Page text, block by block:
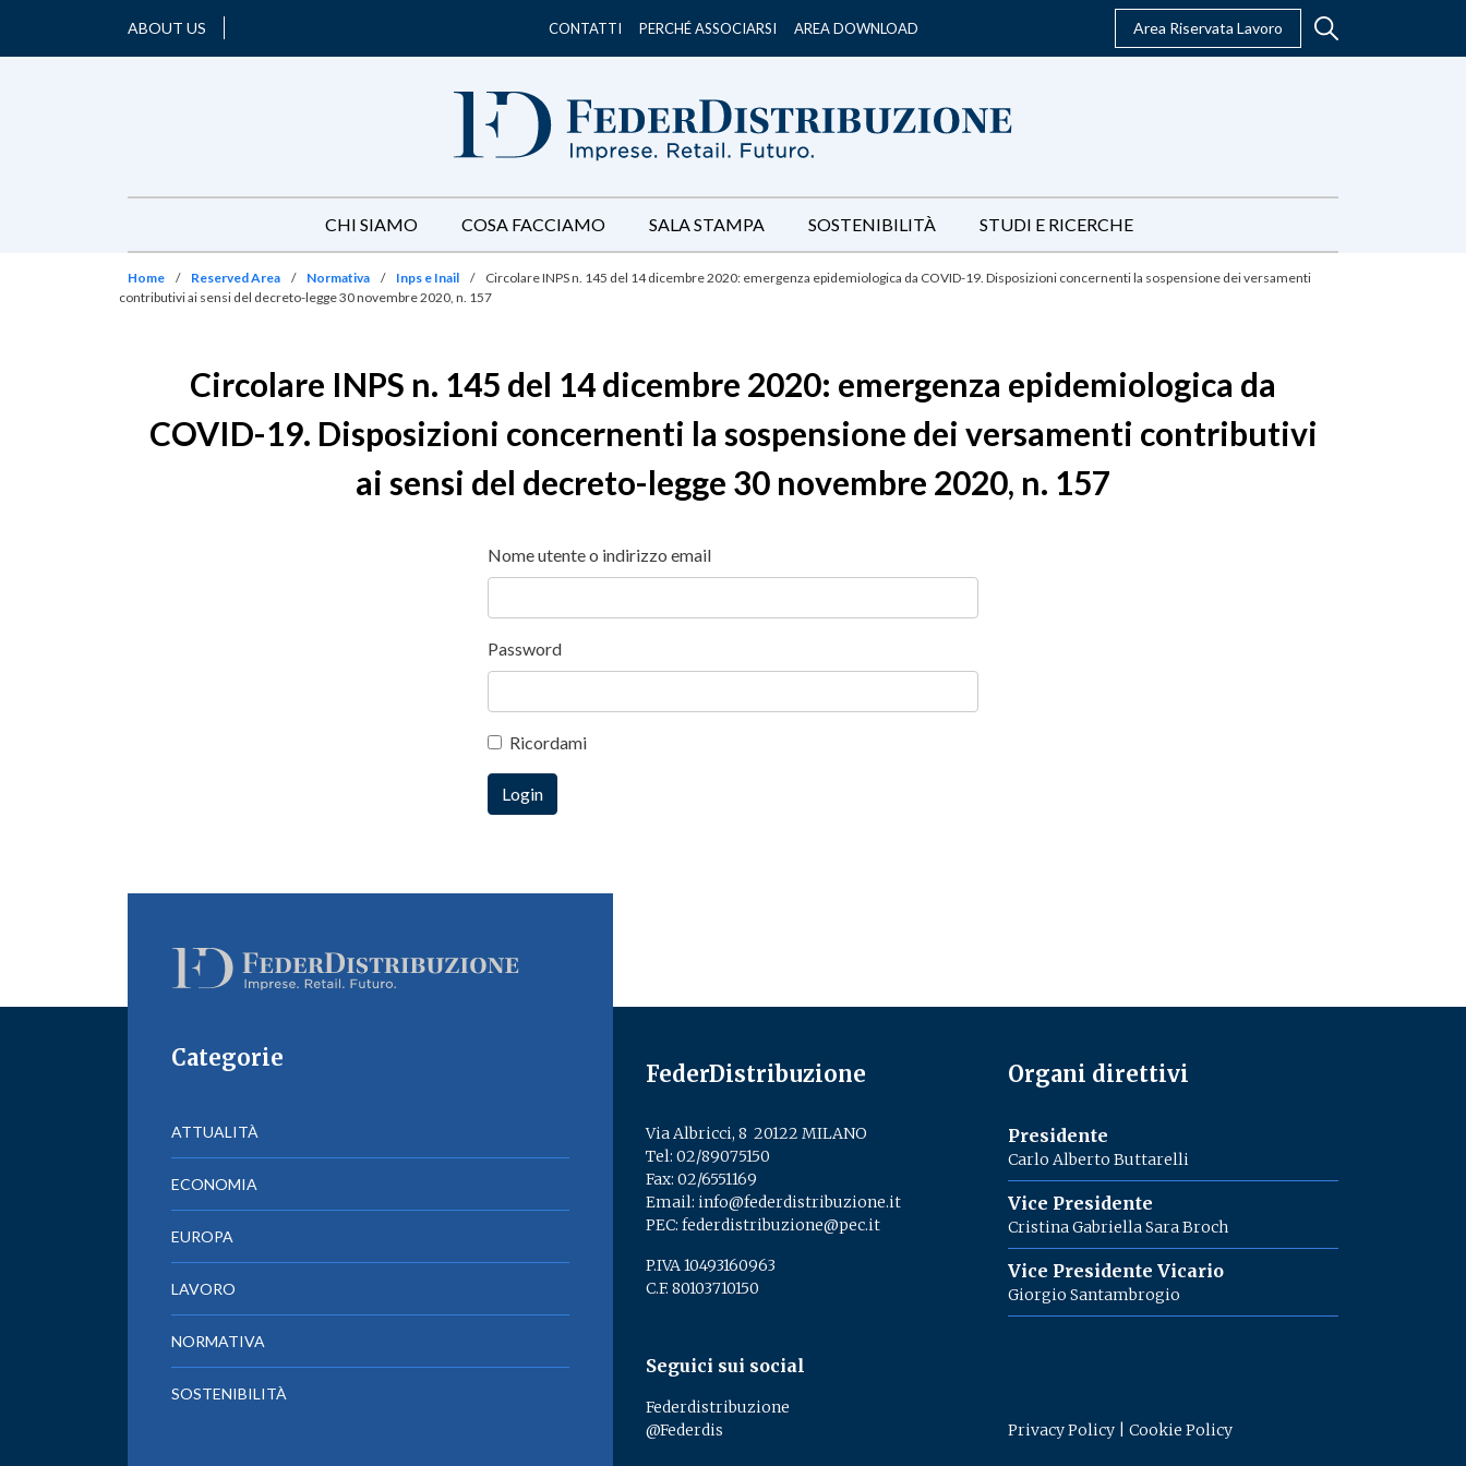
ABOUT US CONTATTI PERCHÉ ASSOCIARSI AREA DOWNLOAD Area Riservata Lavoro
CHI SIAMO COSA FACCIAMO SALA STAMPA SOSTENIBILITÀ STUDI E RICERCHE
Home / Reserved Area / Normativa / Inps e Inail /
Circolare INPS n. 145 del 14 dicembre 2020: emergenza epidemiologica da COVID-19. Disposizioni concernenti la sospensione dei versamenti
contributivi ai sensi del decreto-legge 30 novembre 2020, n. 157
Circolare INPS n. 145 del 14 dicembre 2020: emergenza epidemiologica da
COVID-19. Disposizioni concernenti la sospensione dei versamenti contributivi
ai sensi del decreto-legge 30 novembre 2020, n. 157
Nome utente o indirizzo email
Password
Ricordami
Categorie
ATTUALITÀ
ECONOMIA
EUROPA
LAVORO
NORMATIVA
SOSTENIBILITÀ
FederDistribuzione
Via Albricci, 8 ­ 20122 MILANO
Tel: 02/89075150
Fax: 02/6551169
Email: info@federdistribuzione.it
PEC: federdistribuzione@pec.it
P.IVA 10493160963
C.F. 80103710150
Seguici sui social
Federdistribuzione
@Federdis
Organi direttivi
Presidente
Carlo Alberto Buttarelli
Vice Presidente
Cristina Gabriella Sara Broch
Vice Presidente Vicario
Giorgio Santambrogio
Privacy Policy |Cookie Policy